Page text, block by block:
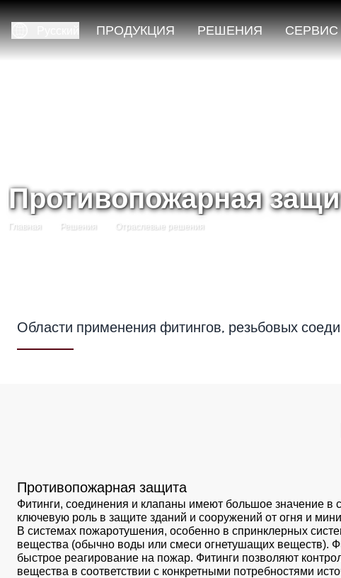
ПРОДУКЦИЯ РЕШЕНИЯ СЕРВИС
Противопожарная
Главная Решения Отраслевые решения
Области применения фитингов, резьбовых
Противопожарная защита
Фитинги, соединения и клапаны имеют большое значение
ключевую роль в защите зданий и сооружений от огня и
В системах пожаротушения, особенно в спринклерных
вещества (обычно воды или смеси огнетушащих веществ).
быстрое реагирование на пожар. Фитинги позволяют
вещества в соответствии с конкретными потребностями